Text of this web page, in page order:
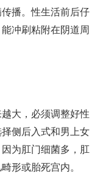
播。性生活前后仔
冲刷粘附在阴道周
大，必须调整好性
侧后入式和男上女
为肛门细菌多，肛
形或胎死宫内。